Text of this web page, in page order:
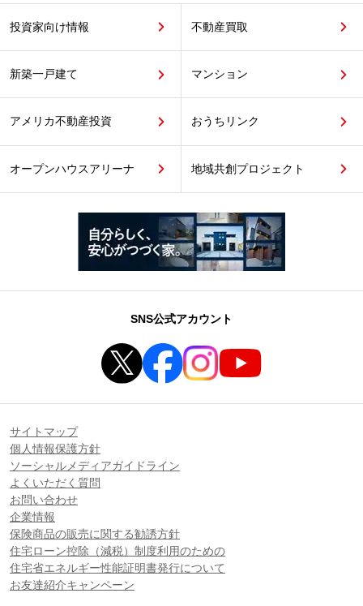
投資家向け情報 不動産買取
新築一戸建て マンション
アメリカ不動産投資 おうちリンク
オープンハウスアリーナ 地域共創プロジェクト
SNS公式アカウント
サイトマップ
個人情報保護方針
ソーシャルメディアガイドライン
よくいただく質問
お問い合わせ
企業情報
保険商品の販売に関する勧誘方針
住宅ローン控除（減税）制度利用のための
住宅省エネルギー性能証明書発行について
お友達紹介キャンペーン